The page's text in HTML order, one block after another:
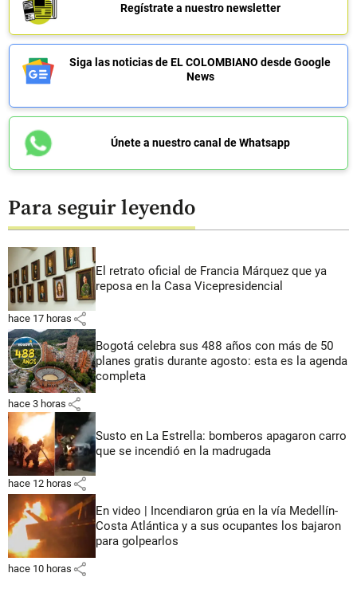
Regístrate a nuestro newsletter
Siga las noticias de EL COLOMBIANO desde Google
News
Únete a nuestro canal de Whatsapp
Para seguir leyendo
El retrato oficial de Francia Márquez que ya
reposa en la Casa Vicepresidencial
hace 17 horas share
Bogotá celebra sus 488 años con más de 50
planes gratis durante agosto: esta es la agenda
completa
hace 3 horas share
Susto en La Estrella: bomberos apagaron carro
que se incendió en la madrugada
hace 12 horas share
En video | Incendiaron grúa en la vía Medellín-
Costa Atlántica y a sus ocupantes los bajaron
para golpearlos
hace 10 horas share